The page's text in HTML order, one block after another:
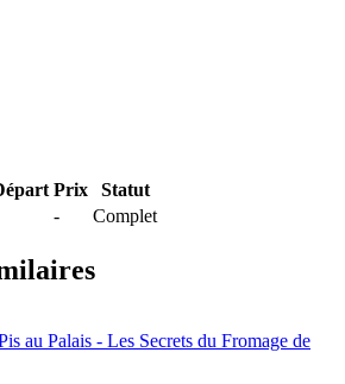
Prix
Statut
- Complet
au Palais - Les Secrets du Fromage de